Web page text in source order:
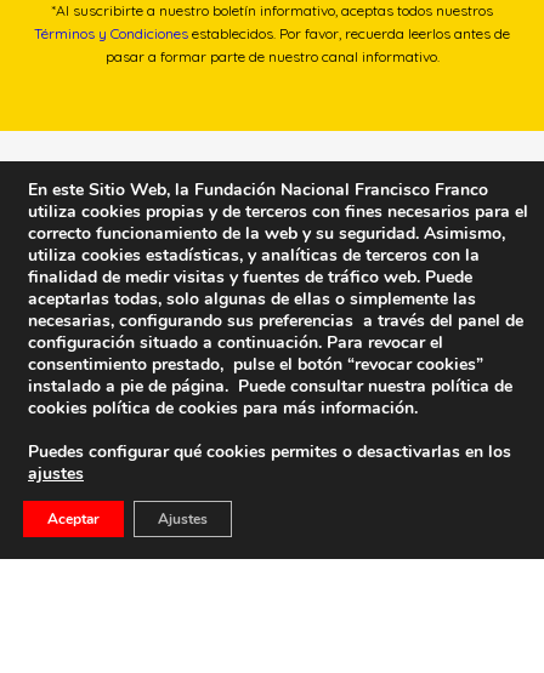
*Al suscribirte a nuestro boletín informativo, aceptas todos nuestros
Términos y Condiciones establecidos. Por favor, recuerda leerlos antes de
pasar a formar parte de nuestro canal informativo.
Calle Edgar Neville, 1 -1º Izq
(antes calle General Moscardó)
En este Sitio Web, la Fundación Nacional Francisco Franco
utiliza cookies propias y de terceros con fines necesarios para el
correcto funcionamiento de la web y su seguridad. Asimismo,
utiliza cookies estadísticas, y analíticas de terceros con la
finalidad de medir visitas y fuentes de tráfico web. Puede
aceptarlas todas, solo algunas de ellas o simplemente las
necesarias, configurando sus preferencias a través del panel de
configuración situado a continuación. Para revocar el
consentimiento prestado, pulse el botón “revocar cookies”
instalado a pie de página. Puede consultar nuestra política de
cookies política de cookies para más información.
Puedes configurar qué cookies permites o desactivarlas en los
ajustes
Aceptar Ajustes